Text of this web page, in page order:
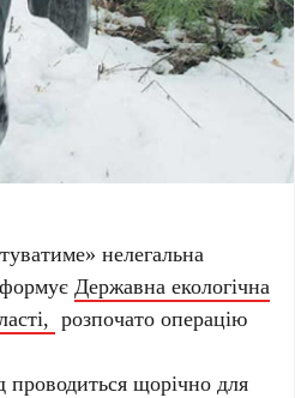
нелегальна
Державна екологічна
розпочато операцію
проводиться щорічно для